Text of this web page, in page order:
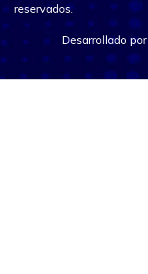
reservados.
Desarrollado por